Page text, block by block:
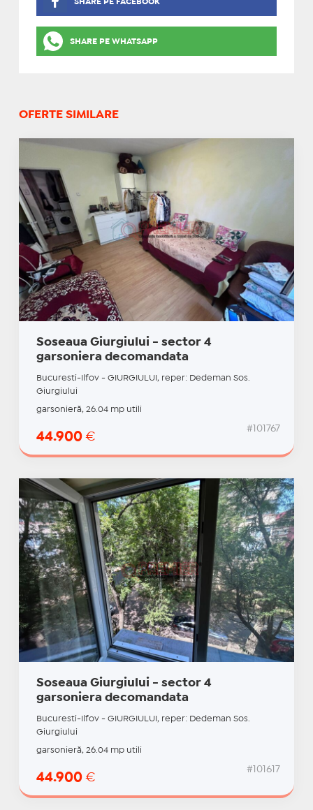
SHARE PE FACEBOOK
SHARE PE WHATSAPP
OFERTE SIMILARE
Soseaua Giurgiului - sector 4
garsoniera decomandata
Bucuresti-Ilfov - GIURGIULUI, reper: Dedeman Sos.
Giurgiului
garsonieră, 26.04 mp utili
44.900 €
#101767
Soseaua Giurgiului - sector 4
garsoniera decomandata
Bucuresti-Ilfov - GIURGIULUI, reper: Dedeman Sos.
Giurgiului
garsonieră, 26.04 mp utili
44.900 €
#101617